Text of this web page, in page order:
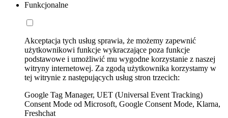
Funkcjonalne
Akceptacja tych usług sprawia, że możemy zapewnić
użytkownikowi funkcje wykraczające poza funkcje
podstawowe i umożliwić mu wygodne korzystanie z naszej
witryny internetowej. Za zgodą użytkownika korzystamy w
tej witrynie z następujących usług stron trzecich:
Google Tag Manager, UET (Universal Event Tracking)
Consent Mode od Microsoft, Google Consent Mode, Klarna,
Freshchat